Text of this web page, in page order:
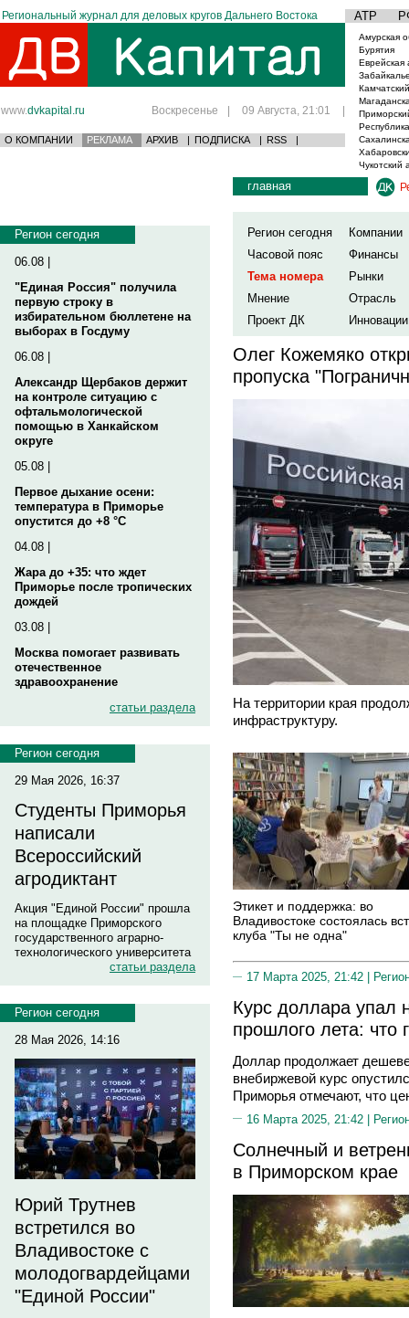
Региональный журнал для деловых кругов Дальнего Востока АТР
www.dvkapital.ru Воскресенье | 09 Августа, 21:01 |
О КОМПАНИИ РЕКЛАМА АРХИВ | ПОДПИСКА | RSS |
Амурская
Бурятия
Еврейская
Чукотский
Регион сегодня
06.08 |
"Единая Россия" получила
первую строку в
избирательном бюллетене на
выборах в Госдуму
06.08 |
Александр Щербаков держит
на контроле ситуацию с
офтальмологической
помощью в Ханкайском
округе
05.08 |
Первое дыхание осени:
температура в Приморье
опустится до +8 °C
04.08 |
Жара до +35: что ждет
Приморье после тропических
дождей
03.08 |
Москва помогает развивать
отечественное
здравоохранение
статьи раздела
Регион сегодня
29 Мая 2026, 16:37
Студенты Приморья
написали
Всероссийский
агродиктант
Акция "Единой России" прошла
на площадке Приморского
государственного аграрно-
технологического университета
статьи раздела
Регион сегодня
28 Мая 2026, 14:16
Юрий Трутнев
встретился во
Владивостоке с
молодогвардейцами
"Единой России"
главная
Регион сегодня
Компании
Часовой пояс
Финансы
Тема номера
Рынки
Мнение
Отрасль
Проект ДК
Инновации
Олег Кожемяко
пропуска
На территории края
инфраструктуру.
Этикет и поддержка: во
Владивостоке состоялась
клуба "Ты не одна"
17 Марта 2025, 21:42 |
Курс доллара упал
прошлого лета: что
Доллар продолжает
внебиржевой курс
Приморья отмечают, что
16 Марта 2025, 21:42 |
Солнечный и
в Приморском крае